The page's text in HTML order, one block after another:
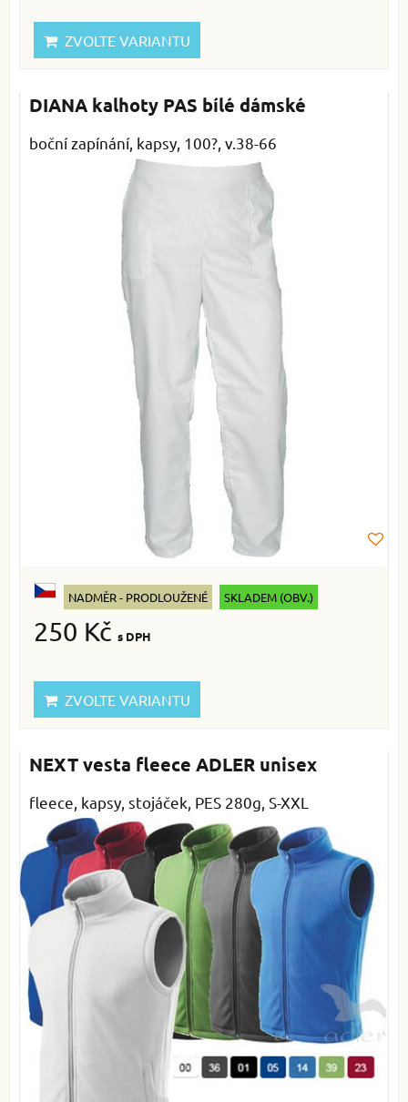
ZVOLTE VARIANTU
DIANA kalhoty PAS bílé dámské
boční zapínání, kapsy, 100?, v.38-66
NADMĚR - PRODLOUŽENÉ SKLADEM (OBV.)
250 Kč s DPH
ZVOLTE VARIANTU
NEXT vesta fleece ADLER unisex
fleece, kapsy, stojáček, PES 280g, S-XXL